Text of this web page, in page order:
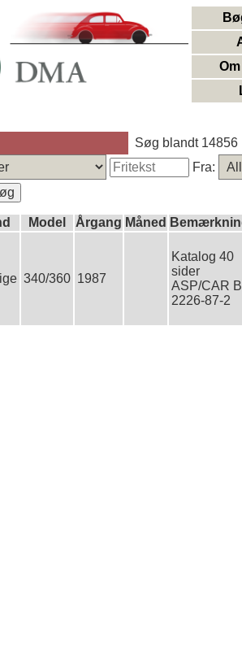
Søg blandt 14856
Fra:
Model Årgang Måned
340/360 1987
Katalog 40
sider
ASP/CAR
2226-87-2